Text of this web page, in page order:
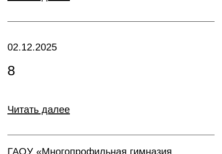
02.12.2025
8
Читать далее
ГАОУ «Многопрофильная гимназия